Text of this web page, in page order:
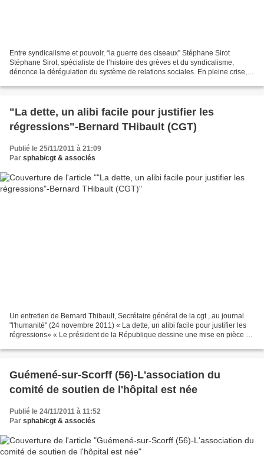
Entre syndicalisme et pouvoir, “la guerre des ciseaux” Stéphane Sirot
Stéphane Sirot, spécialiste de l’histoire des grèves et du syndicalisme,
dénonce la dérégulation du système de relations sociales. En pleine crise,
"La dette, un alibi facile pour justifier les
régressions"-Bernard THibault (CGT)
Publié le 25/11/2011 à 21:09
Par sphab/cgt & associés
Un entretien de Bernard Thibault, Secrétaire général de la cgt , au journal
"l'humanité" (24 novembre 2011) « La dette, un alibi facile pour justifier les
régressions» « Le président de la République dessine une mise en pièce de
Guémené-sur-Scorff (56)-L'association du
comité de soutien de l'hôpital est née
Publié le 24/11/2011 à 11:52
Par sphab/cgt & associés